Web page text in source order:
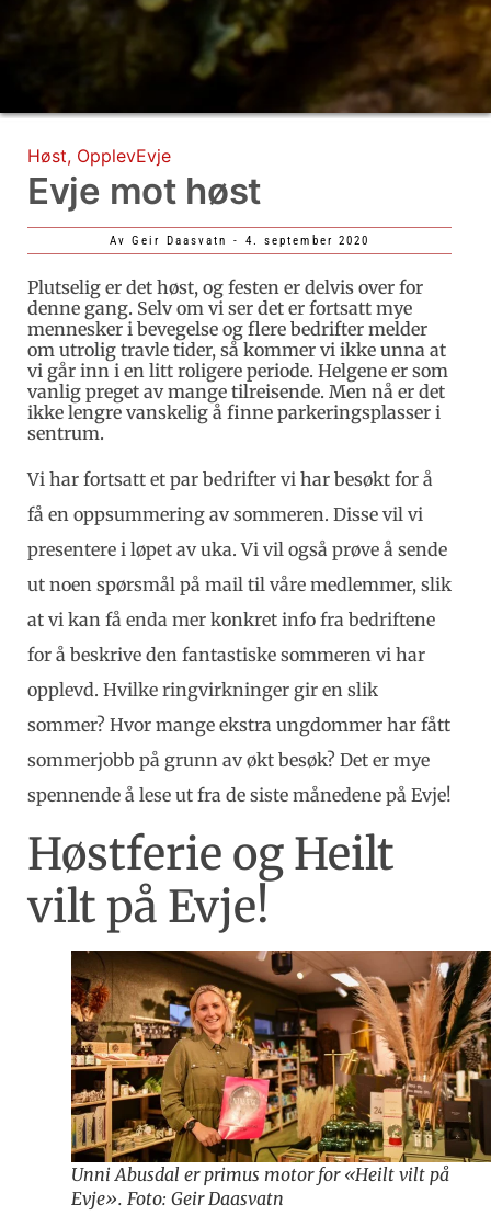
Høst, OpplevEvje
Evje mot høst
Av Geir Daasvatn - 4. september 2020
Plutselig er det høst, og festen er delvis over for
denne gang. Selv om vi ser det er fortsatt mye
mennesker i bevegelse og flere bedrifter melder
om utrolig travle tider, så kommer vi ikke unna at
vi går inn i en litt roligere periode. Helgene er som
vanlig preget av mange tilreisende. Men nå er det
ikke lengre vanskelig å finne parkeringsplasser i
sentrum.
Vi har fortsatt et par bedrifter vi har besøkt for å
få en oppsummering av sommeren. Disse vil vi
presentere i løpet av uka. Vi vil også prøve å sende
ut noen spørsmål på mail til våre medlemmer, slik
at vi kan få enda mer konkret info fra bedriftene
for å beskrive den fantastiske sommeren vi har
opplevd. Hvilke ringvirkninger gir en slik
sommer? Hvor mange ekstra ungdommer har fått
sommerjobb på grunn av økt besøk? Det er mye
spennende å lese ut fra de siste månedene på Evje!
Høstferie og Heilt
vilt på Evje!
Unni Abusdal er primus motor for «Heilt vilt på
Evje». Foto: Geir Daasvatn